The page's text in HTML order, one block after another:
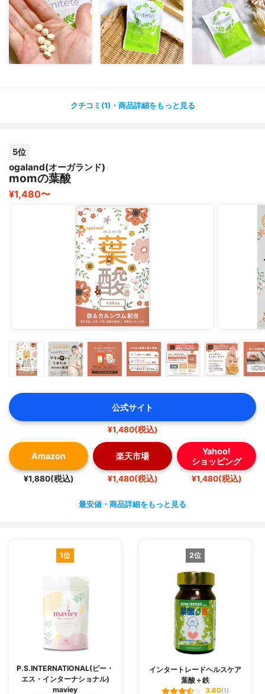
妊活中の心強い味方です。
クチコミ(1)・商品詳細をもっと見る
5位
ogaland(オーガランド)
momの葉酸
¥1,480〜
公式サイト
¥1,480(税込)
Amazon
¥1,880(税込)
楽天市場
¥1,480(税込)
Yahoo!
ショッピング
¥1,480(税込)
最安値・商品詳細をもっと見る
1位
P.S.INTERNATIONAL(ピー・
エス・インターナショナル)
maviey
2位
インタートレードヘルスケア
葉酸＋鉄
3.60(1)